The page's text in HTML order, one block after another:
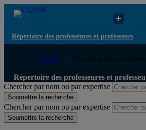
Répertoire des professeures et professeurs
UQAM Répertoire des
Répertoire des professeures et
Chercher par nom ou par expertise
Soumettre la recherche
Chercher par nom ou par expertise
Soumettre la recherche